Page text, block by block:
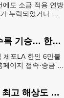
에도 소급 적용 연방
누락되었거나 신
한국 기관 사칭 전화사기 갈수록 기승… 한인 123억 피해
체포LA 한인 6만불
이지 접속·송금 요
이것이 진짜 ‘태양 표면’ 역대 최고 해상도 촬영